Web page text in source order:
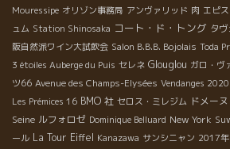
Mouressipe オリゾン事務局 アンヴァリッド 肉 エピ
ュム Station Shinosaka コート・ド・トング タ
阪自然派ワイン大試飲会 Salon B.B.B. Bojolais Toda
3 étoiles Auberge du Puis セレネ Glouglou ガロ・ヴ
ツ66 Avenue des Champs-Elysées Vendanges 2020
Les Prémices 16 BMO 社 セロス・ミレジム ドメー
Seine ルフォロゼ Dominique Belluard New York
ール La Tour Eiffel Kanazawa サンシニャン 2017